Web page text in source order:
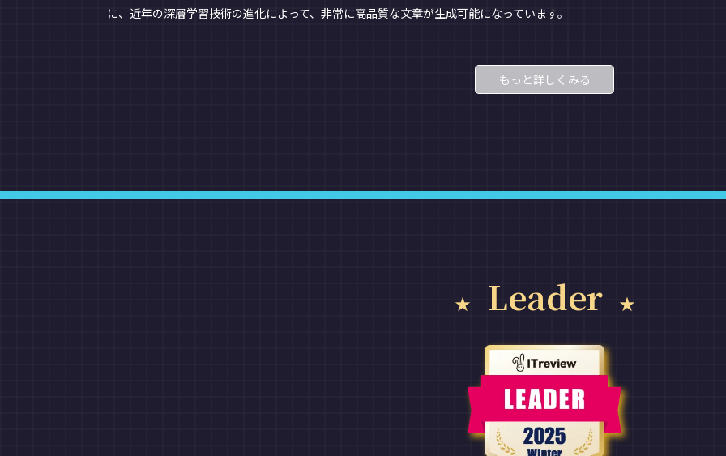
に、近年の深層学習技術の進化によって、非常に高品質な文章が生成可能になっています。
もっと詳しくみる
Leader